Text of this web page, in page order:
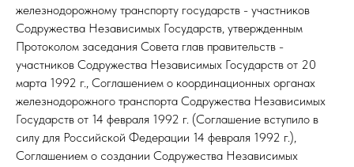
железнодорожному транспорту государств - участников
Содружества Независимых Государств, утвержденным
Протоколом заседания Совета глав правительств -
участников Содружества Независимых Государств от 20
марта 1992 г., Соглашением о координационных органах
железнодорожного транспорта Содружества Независимых
Государств от 14 февраля 1992 г. (Соглашение вступило в
силу для Российской Федерации 14 февраля 1992 г.),
Соглашением о создании Содружества Независимых